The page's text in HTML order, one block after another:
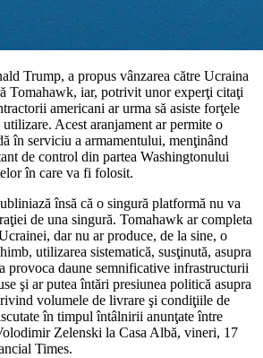
Trump, a propus vânzarea către Ucraina
Tomahawk, iar, potrivit unor experţi citaţi
americani ar urma să asiste forţele
Acest aranjament ar permite o
în serviciu a armamentului, menţinând
de control din partea Washingtonului
în care va fi folosit.
însă că o singură platformă nu va
de una singură. Tomahawk ar completa
dar nu ar produce, de la sine, o
utilizarea sistematică, susţinută, asupra
provoca daune semnificative infrastructurii
şi ar putea întări presiunea politică asupra
volumele de livrare şi condiţiile de
în timpul întâlnirii anunţate între
Zelenski la Casa Albă, vineri, 17
Times.